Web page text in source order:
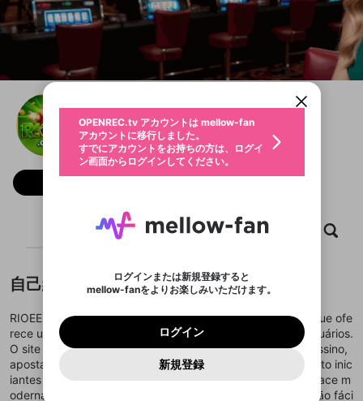
rioeebetcom
動画 キャプチャ プレイリスト
自己紹介
RIOEE é uma plataforma online de entretenimento digital que ofe
rece uma experiência completa e envolvente para seus usuários.
O site disponibiliza diversas opções, incluindo jogos de cassino,
apostas esportivas e atividades interativas, atendendo tanto inic
iantes quanto jogadores mais experientes. Com uma interface m
oderna e intuitiva, a RIOEE garante praticidade e navegação fáci
ブロックリストに追加しますか？
キャンセル OK
この動画の公開は終了しました
OK
ファンレター
応援している配信者にファンレターを送ることがで
きます。好きなデザインを選んでメッセージを書い
※ファンレター機能は有料サービスです。
固定動画に設定
マイページに表示されている動画 (ライブ配信、配
信予定、アーカイブ、アップロード動画) をページ
のトップに1つ固定できます。動画タイトル横のメ
ニューより設定することができます。
動画プレイリストを選択
動画のプレイリストを一つ選択すると、そのプレイ
選択できるプレイリストがありません。
動画プレイリストがありません
ポイントが不足しています
ご確認ください
した。 サービスを利用するには変更後の内容を
を確認しました。
確認しました
OPENREC.tv アカウントは mellow-fan
アカウントに移行しました。
すでにアカウントをお持ちの方は、ログイ
新規登録
メールアドレスで新規登録
または
Google
Yahoo! JAPAN
Appleでサインアップ
新規登録
@
次にお進みください。
OPENREC.tvアカウントはmellow-fanア
カウントに統合しました。
こちらからOPENREC.tvでログイン中のア
ログイン
メールアドレスでログイン
または
Google
Yahoo! JAPAN
Appleでサインイン
ログイン
ログイン
パスワードを忘れた方はこちら
アカウントをお持ちですか？アカウントを作成する
OPENREC.tv アカウントは mellow-fan
アカウントに移行しました。
すでにアカウントをお持ちの方は、ログイ
ン画面からログインしてください。
ログインまたは新規登録すると
mellow-fanをよりお楽しみいただけます。
ログイン
新規登録
登録したメールアドレスを入力し、送信してくださ
再設定する
入力していただいたメールアドレ
スに、パスワード再設定用URLを
のでご確認ください
OK
パーソナルデータの登録
年
生年月は登録後に変更できません。
お住まいの地域
ご登録いただいた情報はサービスの向上を目的
として使用いたします。
一部サービスをご利用いただくには、生年月の
登録が必要です。
認証コードの入力
メイン及びcs.openrec.co.jpドメイン）が受信拒否設
定に含まれていないかご確認ください。
入力
セッションの有効期限が切れたた
不適切なユーザーとして報告しま
すか？
問題を選択してください
わいせつな表現
著作権の侵害
なりすまし行為
0
報告された問題については、利用規約に違反しているか
どうかをスタッフが確認します。
用することは、利用規約違反になります。
サブスクシェア
詳しくはこちら
限定コミュニティ参加方法
Discordアカウントをお持ちでない方
Discordアカウントを作成
Discordは第三者が提供するコミュニティーサービスで、
mellow-fanとは関わりがありません。Discordに関してのお
問い合わせにはお答えすることができません。Discordの仕
様変更により、限定コミュニティ特典の提供が終了する可能